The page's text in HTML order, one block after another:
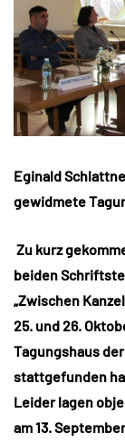
Eginald
gewidmete
Zu kurz
beiden
„Zwischen
25. und 26.
Tagungshaus
stattgefunden
Leider lagen
am 13.